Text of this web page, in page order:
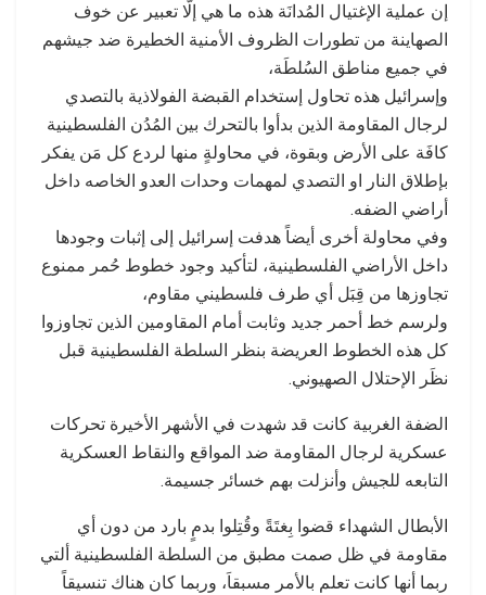
إن عملية الإغتيال المُدانَة هذه ما هي إلَّا تعبير عن خوف
الصهاينة من تطورات الظروف الأمنية الخطيرة ضد جيشهم
في جميع مناطق السُلطَة،
وإسرائيل هذه تحاول إستخدام القبضة الفولاذية بالتصدي
لرجال المقاومة الذين بدأوا بالتحرك بين المُدُن الفلسطينية
كافَة على الأرض وبقوة، في محاولةٍ منها لردع كل مَن يفكر
بإطلاق النار او التصدي لمهمات وحدات العدو الخاصه داخل
أراضي الضفه.
وفي محاولة أخرى أيضاً هدفت إسرائيل إلى إثبات وجودها
داخل الأراضي الفلسطينية، لتأكيد وجود خطوط حُمر ممنوع
تجاوزها من قِبَل أي طرف فلسطيني مقاوم،
ولرسم خط أحمر جديد وثابت أمام المقاومين الذين تجاوزوا
كل هذه الخطوط العريضة بنظر السلطة الفلسطينية قبل
نظَر الإحتلال الصهيوني.
الضفة الغربية كانت قد شهدت في الأشهر الأخيرة تحركات
عسكرية لرجال المقاومة ضد المواقع والنقاط العسكرية
التابعه للجيش وأنزلت بهم خسائر جسيمة.
الأبطال الشهداء قضوا بِغتَةً وقُتِلوا بدمٍ بارد من دون أي
مقاومة في ظل صمت مطبق من السلطة الفلسطينية ألتي
ربما أنها كانت تعلم بالأمر مسبقاَ، وربما كان هناك تنسيقاً